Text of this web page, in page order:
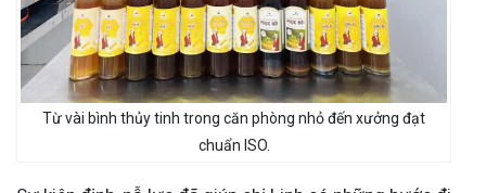
Từ vài bình thủy tinh trong căn phòng nhỏ đến xưởng đạt
chuẩn ISO.